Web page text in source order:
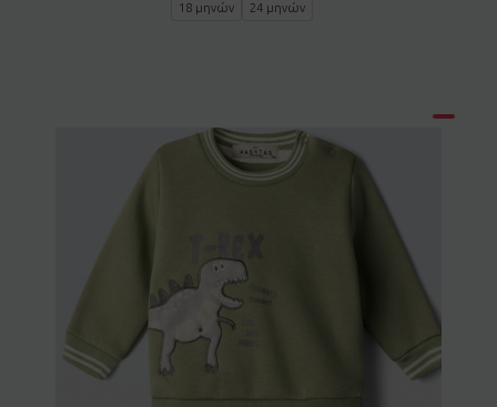
18 μηνών
24 μηνών